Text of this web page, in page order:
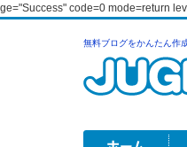
code=0 mode=return
無料ブログをかんたん作